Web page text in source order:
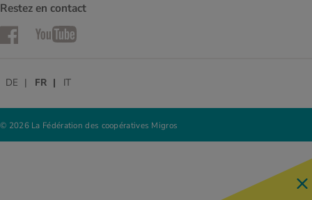
Restez en contact
FacebookYouTube
© 2026 La Fédération des coopératives Migros
DE FR IT